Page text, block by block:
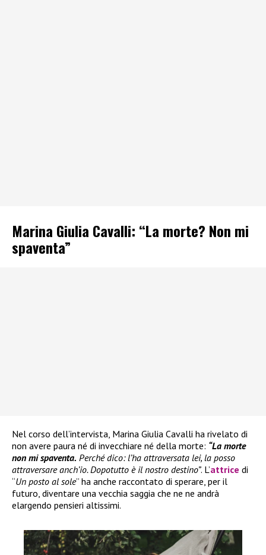
Marina Giulia Cavalli: “La morte? Non mi
spaventa”
Nel corso dell’intervista, Marina Giulia Cavalli ha rivelato di
non avere paura né di invecchiare né della morte: “La morte
non mi spaventa. Perché dico: l’ha attraversata lei, la posso
attraversare anch’io. Dopotutto è il nostro destino”. L’attrice di
“Un posto al sole” ha anche raccontato di sperare, per il
futuro, diventare una vecchia saggia che ne ne andrà
elargendo pensieri altissimi.